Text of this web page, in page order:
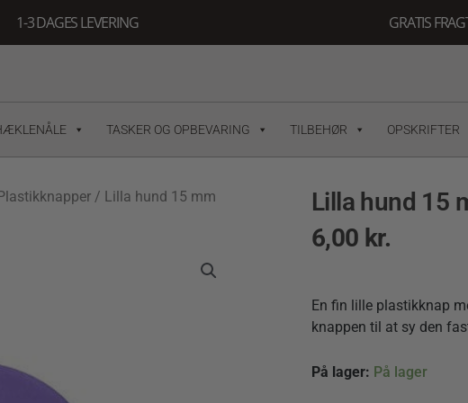
1-3 DAGES LEVERING GRATIS
TASKER OG OPBEVARING TILBEHØR OPSKRIFTER
/ Lilla hund 15 mm
Lilla hund 15
6,00 kr.
En fin lille plastikknap
knappen til at sy den
På lager: På lager
Lilla